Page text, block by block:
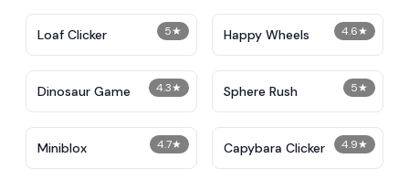
5★
Loaf Clicker 4.6★
Happy Wheels
4.3★
Dinosaur Game 5★
Sphere Rush
4.7★
Miniblox 4.9★
Capybara Clicker